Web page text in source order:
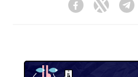
FacebookTwitter